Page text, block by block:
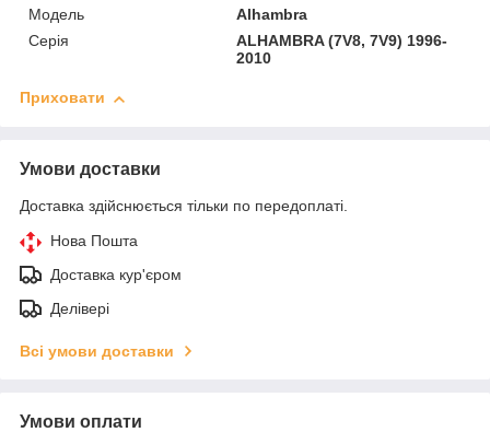
Модель
Alhambra
Серія
ALHAMBRA (7V8, 7V9) 1996-
2010
Приховати
Умови доставки
Доставка здійснюється тільки по передоплаті.
Нова Пошта
Доставка кур'єром
Делівері
Всі умови доставки
Умови оплати